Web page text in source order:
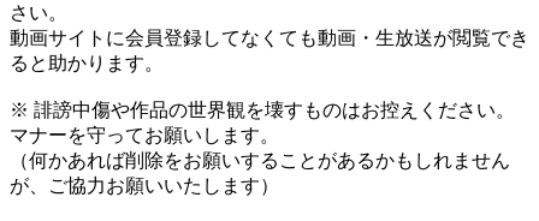
さい。
動画サイトに会員登録してなくても動画・生放送が閲覧でき
ると助かります。
※ 誹謗中傷や作品の世界観を壊すものはお控えください。
マナーを守ってお願いします。
（何かあれば削除をお願いすることがあるかもしれません
が、ご協力お願いいたします）